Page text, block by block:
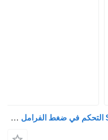
صمام التحكم في الفرامل Scania التحكم في ضغط الفرامل 1867518 لـ السيارات القاطرة Scania R480